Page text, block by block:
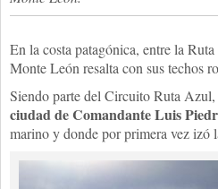
En la costa patagónica, entre la
Monte León resalta con sus techos
Siendo parte del Circuito Ruta Azul,
ciudad de Comandante Luis
marino y donde por primera vez izó